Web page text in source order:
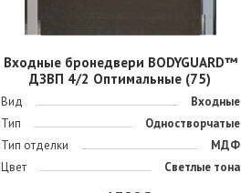
Входные бронедвери BODYGUARD™
ДЗВП 4/2 Оптимальные (75)
Вид
Входные
Тип
Одностворчатые
Тип отделки
МДФ
Цвет
Светлые тона